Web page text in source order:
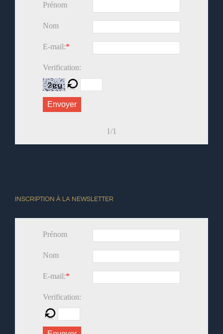
Prénom
Nom
E-mail:*
Verification:
Envoyer
1/1
INSCRIPTION À LA NEWSLETTER
Prénom
Nom
E-mail:*
Verification: